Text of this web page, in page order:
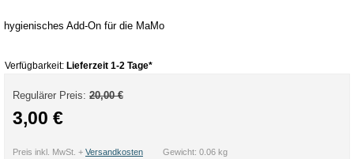
hygienisches Add-On für die MaMo
Verfügbarkeit: Lieferzeit 1-2 Tage*
Regulärer Preis: 20,00 €
3,00 €
Preis inkl. MwSt. + Versandkosten Gewicht: 0.06 kg